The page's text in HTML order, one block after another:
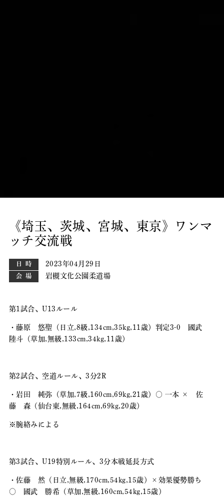
《埼玉、茨城、宮城、東京》ワンマ
ッチ交流戦
日時 2023年04月29日
会場 岩槻文化公園柔道場
第1試合、U13ルール
・藤原 悠聖（日立,8級,134cm,35kg,11歳）判定3-0 國武
陸斗（草加,無級,133cm,34kg,11歳）
第2試合、空道ルール、3分2R
・岩田 純弥（草加,7級,160cm,69kg,21歳）〇 一本 × 佐
藤 森（仙台東,無級,164cm,69kg,20歳）
※腕絡みによる
第3試合、U19特別ルール、3分本戦延長方式
・佐藤 然（日立,無級,170cm,54kg,15歳）×効果優勢勝ち
〇 國武 勝希（草加,無級,160cm,54kg,15歳）